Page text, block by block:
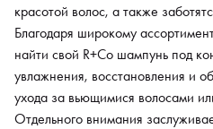
красотой волос, а также
Благодаря широкому
найти свой R+Co шампунь под
увлажнения, восстановления и
ухода за вьющимися волосами
Отдельного внимания